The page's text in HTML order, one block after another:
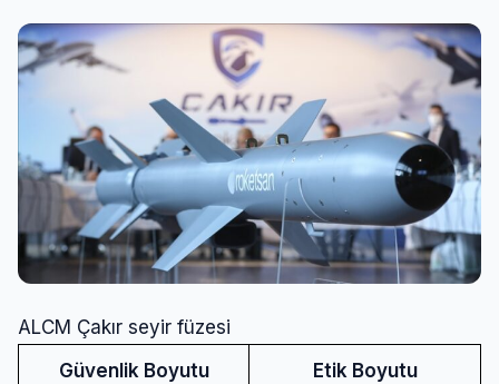
ALCM Çakır seyir füzesi
Güvenlik Boyutu
Etik Boyutu